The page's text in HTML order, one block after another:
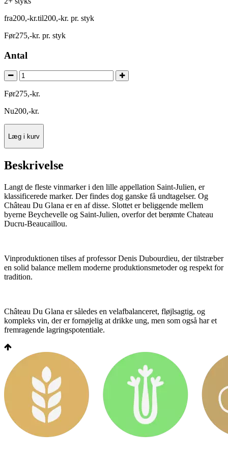
fra200,-kr.til200,-kr. pr. styk
Før275,-kr. pr. styk
Antal
Før275,-kr.
Nu200,-kr.
Læg i kurv
Beskrivelse
Langt de fleste vinmarker i den lille appellation Saint-Julien, er
klassificerede marker. Der findes dog ganske få undtagelser. Og
Château Du Glana er en af disse. Slottet er beliggende mellem
byerne Beychevelle og Saint-Julien, overfor det berømte Chateau
Ducru-Beaucaillou.
Vinproduktionen tilses af professor Denis Dubourdieu, der tilstræber
en solid balance mellem moderne produktionsmetoder og respekt for
tradition.
Château Du Glana er således en velafbalanceret, fløjlsagtig, og
kompleks vin, der er fornøjelig at drikke ung, men som også har et
fremragende lagringspotentiale.